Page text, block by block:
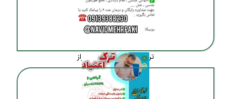
ترک اعتیاد تضمینی در شیراز